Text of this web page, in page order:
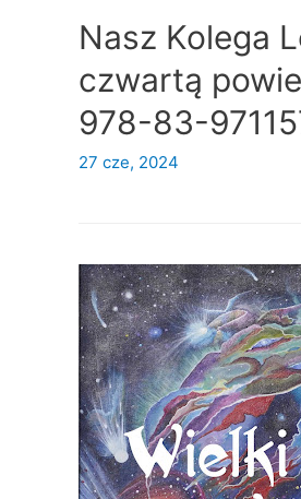
Nasz Kolega
czwartą
978-83-
27 cze, 2024